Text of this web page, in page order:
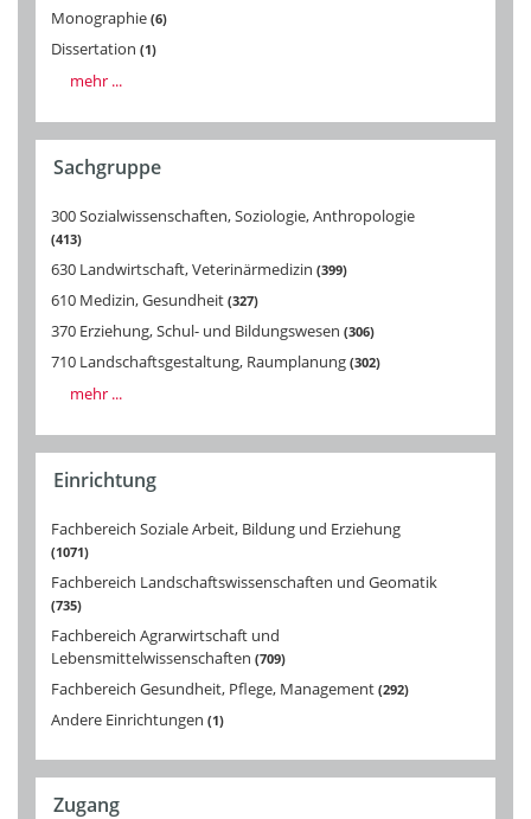
Monographie 6
Dissertation 1
mehr ...
Sachgruppe
300 Sozialwissenschaften, Soziologie, Anthropologie
413
630 Landwirtschaft, Veterinärmedizin 399
610 Medizin, Gesundheit 327
370 Erziehung, Schul- und Bildungswesen 306
710 Landschaftsgestaltung, Raumplanung 302
mehr ...
Einrichtung
Fachbereich Soziale Arbeit, Bildung und Erziehung
1071
Fachbereich Landschaftswissenschaften und Geomatik
735
Fachbereich Agrarwirtschaft und
Lebensmittelwissenschaften 709
Fachbereich Gesundheit, Pflege, Management 292
Andere Einrichtungen 1
Zugang